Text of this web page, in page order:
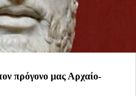
πρόγονο μας Αρχαίο-